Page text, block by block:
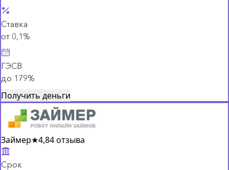
Ставка
от 0,1%
ГЭСВ
до 179%
Получить деньги
Займер★4,84 отзыва
Срок